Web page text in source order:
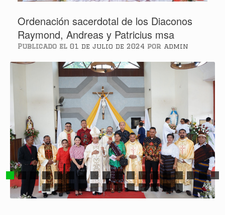
Ordenación sacerdotal de los Diaconos
Raymond, Andreas y Patricius msa
Publicado el 01 de julio de 2024 por admin